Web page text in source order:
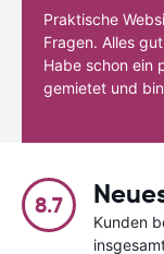
Praktische
Fragen. Alles
Habe schon ein
gemietet und
8.7
Kunden